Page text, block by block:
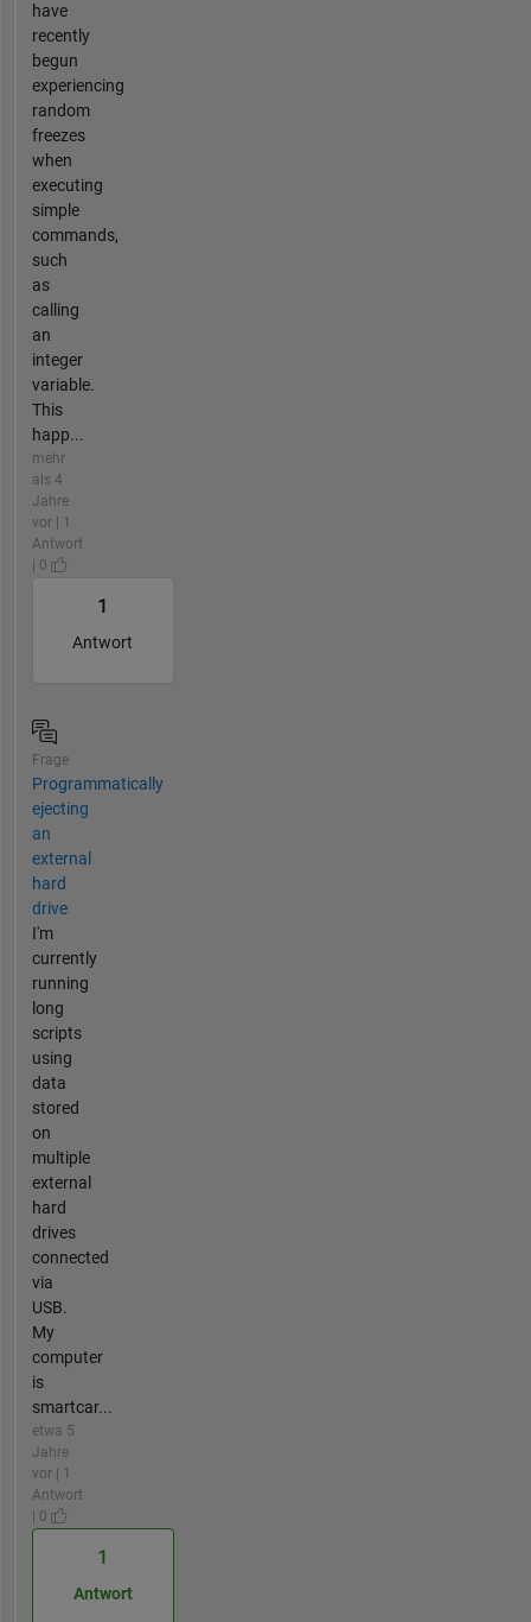
have
recently
begun
experiencing
random
freezes
when
executing
simple
commands,
such
as
calling
an
integer
variable.
This
happ...
mehr
als 4
Jahre
vor | 1
Antwort
| 0
1
Antwort
Frage
Programmatically
ejecting
an
external
hard
drive
I'm
currently
running
long
scripts
using
data
stored
on
multiple
external
hard
drives
connected
via
USB.
My
computer
is
smartcar...
etwa 5
Jahre
vor | 1
Antwort
| 0
1
Antwort